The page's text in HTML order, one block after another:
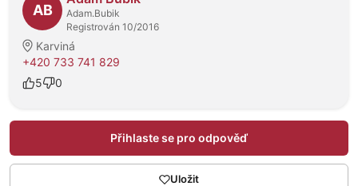
AB
Adam.Bubik
Registrován 10/2016
Karviná
+420 733 741 829
5
0
Přihlaste se pro odpověď
Uložit